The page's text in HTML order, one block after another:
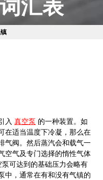
汇表
入 真空泵 的一种装置。如
在适当温度下冷凝，那么在
气阀。然后蒸汽会和载气一
空气及专门选择的惰性气体
可达到的基础压力会略有
中，通常在有和没有气镇的